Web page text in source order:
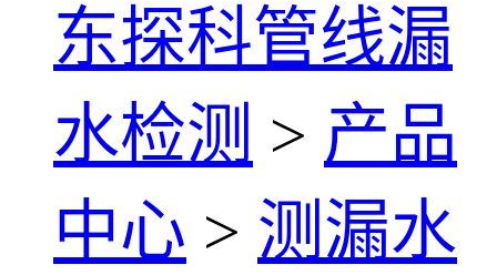
东探科管线漏
水检测 > 产品
中心 > 测漏水